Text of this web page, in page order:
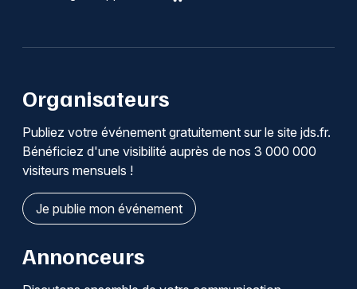
Organisateurs
Publiez votre événement gratuitement sur le site jds.fr.
Bénéficiez d'une visibilité auprès de nos 3 000 000
visiteurs mensuels !
Je publie mon événement
Annonceurs